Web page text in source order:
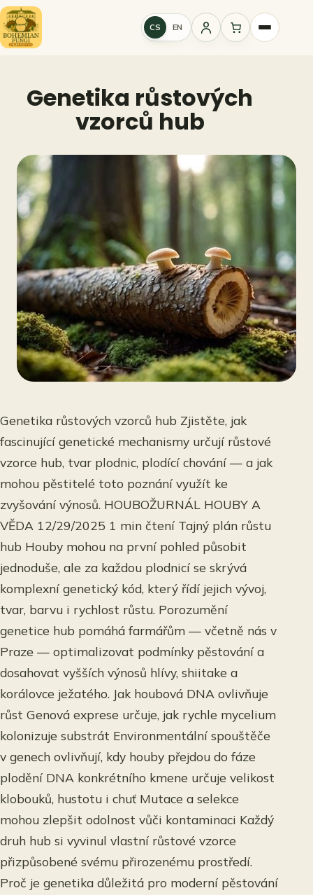
Přeskočit
na
obsah
CS EN
Přihlášení
Genetika růstových
vzorců hub
Genetika růstových vzorců hub Zjistěte, jak
fascinující genetické mechanismy určují růstové
vzorce hub, tvar plodnic, plodící chování — a jak
mohou pěstitelé toto poznání využít ke
zvyšování výnosů. HOUBOŽURNÁL HOUBY A
VĚDA 12/29/2025 1 min čtení Tajný plán růstu
hub Houby mohou na první pohled působit
jednoduše, ale za každou plodnicí se skrývá
komplexní genetický kód, který řídí jejich vývoj,
tvar, barvu i rychlost růstu. Porozumění
genetice hub pomáhá farmářům — včetně nás v
Praze — optimalizovat podmínky pěstování a
dosahovat vyšších výnosů hlívy, shiitake a
korálovce ježatého. Jak houbová DNA ovlivňuje
růst Genová exprese určuje, jak rychle mycelium
kolonizuje substrát Environmentální spouštěče
v genech ovlivňují, kdy houby přejdou do fáze
plodění DNA konkrétního kmene určuje velikost
klobouků, hustotu i chuť Mutace a selekce
mohou zlepšit odolnost vůči kontaminaci Každý
druh hub si vyvinul vlastní růstové vzorce
přizpůsobené svému přirozenému prostředí.
Proč je genetika důležitá pro moderní pěstování